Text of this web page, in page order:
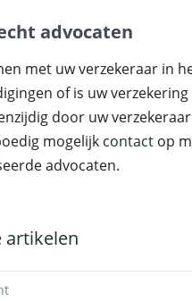
advocaten
met uw verzekeraar in
of is uw verzekering
door uw
mogelijk contact op
advocaten.
artikelen